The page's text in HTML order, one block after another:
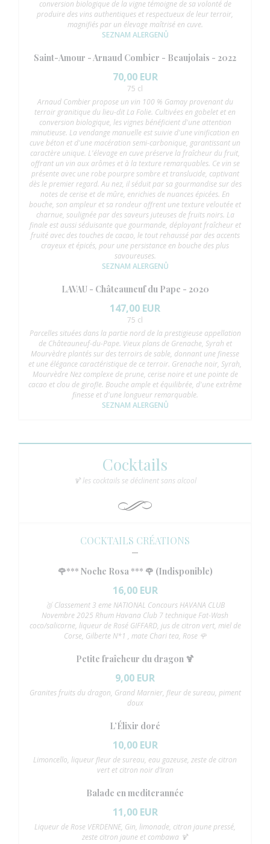
conversion biologique de la vigne témoigne de sa volonté de
produire des vins authentiques et respectueux de leur terroir,
magnifiés par un élevage maîtrisé en cuve.
SEZNAM ALERGENŮ
Saint-Amour - Arnaud Combier - Beaujolais - 2022
70,00 EUR
75 cl
Arnaud Combier propose un vin 100 % Gamay provenant du
terroir granitique du lieu-dit La Folie. Cultivées en gobelet et en
conversion biologique, les vignes bénéficient d'une attention
minutieuse. La vendange manuelle est suivie d'une vinification en
cuve béton et d'une macération semi-carbonique, garantissant un
caractère unique. L'élevage en cuve préserve la fraîcheur du fruit,
offrant un vin aux arômes et à la texture remarquables. Ce vin se
présente avec une robe pourpre sombre et translucide, captivant
dès le premier regard. Au nez, il séduit par sa gourmandise sur des
notes de cerise et de mûre, enrichies de nuances épicées. En
bouche, son ampleur et sa rondeur offrent une texture veloutée et
charnue, soulignée par des saveurs juteuses de fruits noirs. La
finale est aussi séduisante que gourmande, déployant fraîcheur et
fruité avec des touches de cacao, le tout rehaussé par des accents
crayeux et épicés, pour une persistance en bouche des plus
savoureuses.
SEZNAM ALERGENŮ
LAVAU - Châteauneuf du Pape - 2020
147,00 EUR
75 cl
Parcelles situées dans la partie nord de la prestigieuse appellation
de Châteauneuf-du-Pape. Vieux plans de Grenache, Syrah et
Mourvèdre plantés sur des terroirs de sable, donnant une finesse
et une élégance caractéristique de ce terroir. Grenache noir, Syrah,
Mourvèdre Nez complexe de prune, cerise noire et une pointe de
cacao et clou de girofle. Bouche ample et équilibrée, d'une extrême
finesse et d'une longueur remarquable.
SEZNAM ALERGENŮ
Cocktails
🍹 les cocktails se déclinent sans alcool
COCKTAILS CRÉATIONS
🌹*** Noche Rosa *** 🌹 (Indisponible)
16,00 EUR
🥉 Classement 3 eme NATIONAL Concours HAVANA CLUB
Novembre 2025 Rhum Havana Club 7 technique Fat-Wash
coco/salicorne, liqueur de Rosé GIFFARD, jus de citron vert, miel de
Corse, Gilberte N*1 , mate Chari tea, Rose 🌹
Petite fraîcheur du dragon 🍹
9,00 EUR
Granites fruits du dragon, Grand Marnier, fleur de sureau, piment
doux
L’Élixir doré
10,00 EUR
Limoncello, liqueur fleur de sureau, eau gazeuse, zeste de citron
vert et citron noir d’Iran
Balade en mediterannée
11,00 EUR
Liqueur de Rose VERDENNE, Gin, limonade, citron jaune pressé,
zeste citron jaune et combawa 🍹